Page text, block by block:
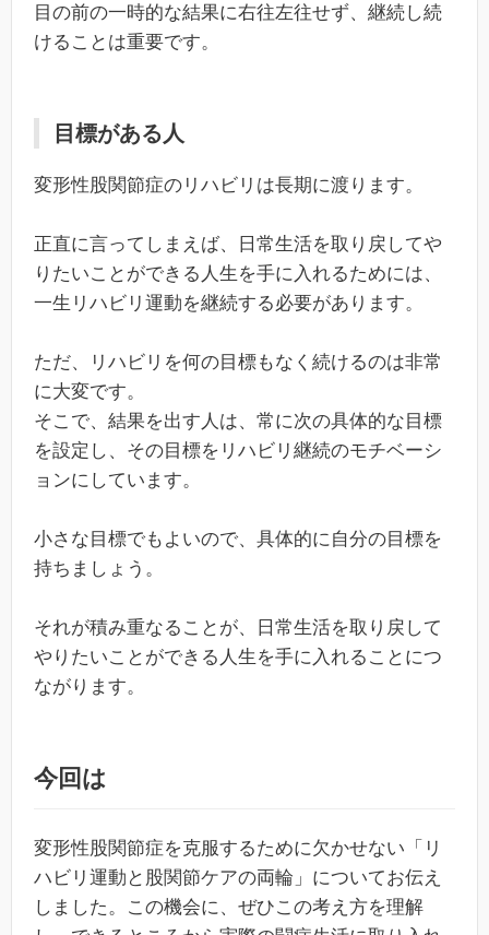
目の前の一時的な結果に右往左往せず、継続し続
けることは重要です。
目標がある人
変形性股関節症のリハビリは長期に渡ります。
正直に言ってしまえば、日常生活を取り戻してや
りたいことができる人生を手に入れるためには、
一生リハビリ運動を継続する必要があります。
ただ、リハビリを何の目標もなく続けるのは非常
に大変です。
そこで、結果を出す人は、常に次の具体的な目標
を設定し、その目標をリハビリ継続のモチベーシ
ョンにしています。
小さな目標でもよいので、具体的に自分の目標を
持ちましょう。
それが積み重なることが、日常生活を取り戻して
やりたいことができる人生を手に入れることにつ
ながります。
今回は
変形性股関節症を克服するために欠かせない「リ
ハビリ運動と股関節ケアの両輪」についてお伝え
しました。この機会に、ぜひこの考え方を理解